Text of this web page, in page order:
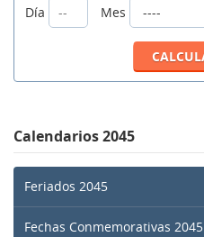
Día
Mes
Calendarios 2045
Feriados 2045
Fechas Conmemorativas 2045